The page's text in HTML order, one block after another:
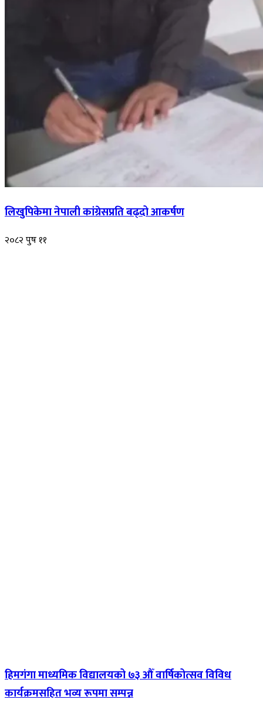
लिखुपिकेमा नेपाली कांग्रेसप्रति बढ्दो आकर्षण
२०८२ पुष ११
हिमगंगा माध्यमिक विद्यालयको ७३ औँ वार्षिकोत्सव विविध
कार्यक्रमसहित भव्य रूपमा सम्पन्न